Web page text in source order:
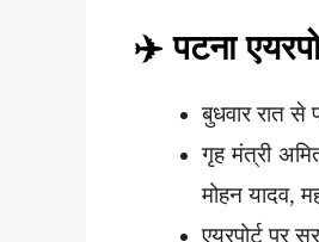
✈️ पटना
बुधवार रात से
गृह मंत्री
मोहन यादव,
एयरपोर्ट पर